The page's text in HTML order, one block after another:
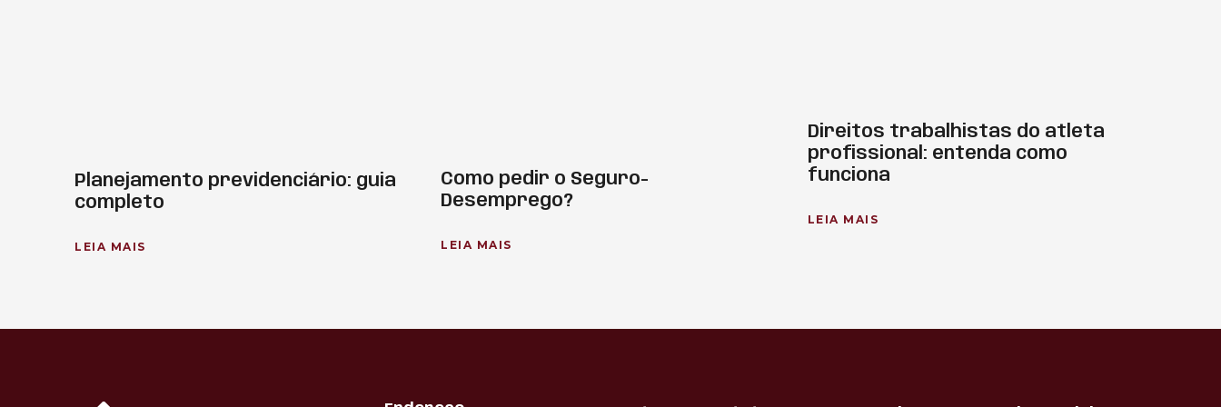
Planejamento previdenciário: guia
completo
LEIA MAIS
Como pedir o Seguro-
Desemprego?
LEIA MAIS
Direitos trabalhistas do atleta
profissional: entenda como
funciona
LEIA MAIS